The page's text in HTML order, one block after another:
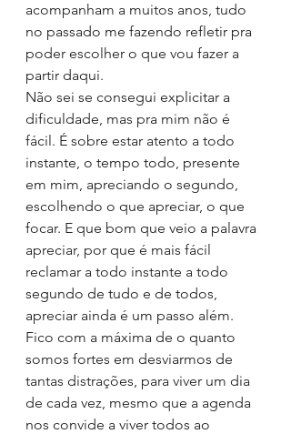
acompanham a muitos anos, tudo
no passado me fazendo refletir pra
poder escolher o que vou fazer a
partir daqui.
Não sei se consegui explicitar a
dificuldade, mas pra mim não é
fácil. É sobre estar atento a todo
instante, o tempo todo, presente
em mim, apreciando o segundo,
escolhendo o que apreciar, o que
focar. E que bom que veio a palavra
apreciar, por que é mais fácil
reclamar a todo instante a todo
segundo de tudo e de todos,
apreciar ainda é um passo além.
Fico com a máxima de o quanto
somos fortes em desviarmos de
tantas distrações, para viver um dia
de cada vez, mesmo que a agenda
nos convide a viver todos ao